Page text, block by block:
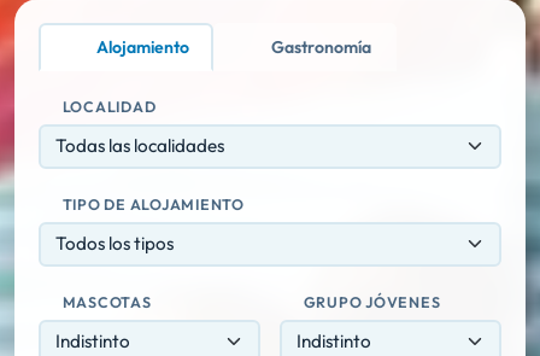
Alojamiento Gastronomía
LOCALIDAD
Todas las localidades
TIPO DE ALOJAMIENTO
Todos los tipos
MASCOTAS GRUPO JÓVENES